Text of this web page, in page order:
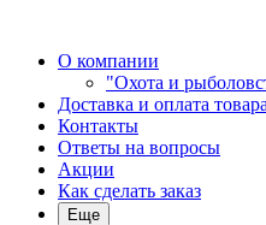
О компании
"Охота и
Доставка и оплата товара
Контакты
Ответы на вопросы
Акции
Как сделать заказ
Еще